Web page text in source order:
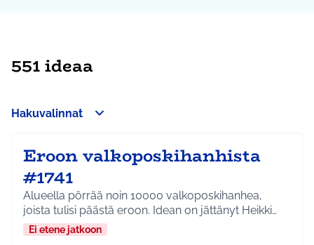
551 ideaa
Hakuvalinnat
Eroon valkoposkihanhista
#1741
Alueella pörrää noin 10000 valkoposkihanhea,
joista tulisi päästä eroon. Idean on jättänyt Heikki…
Ei etene jatkoon